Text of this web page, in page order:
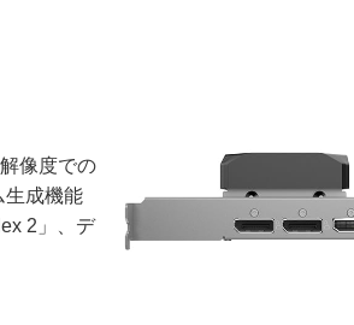
像度での
生成機能
2」、デ